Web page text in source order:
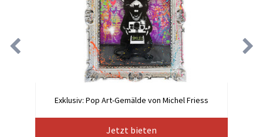
Exklusiv: Pop Art-Gemälde von Michel Friess
Jetzt bieten